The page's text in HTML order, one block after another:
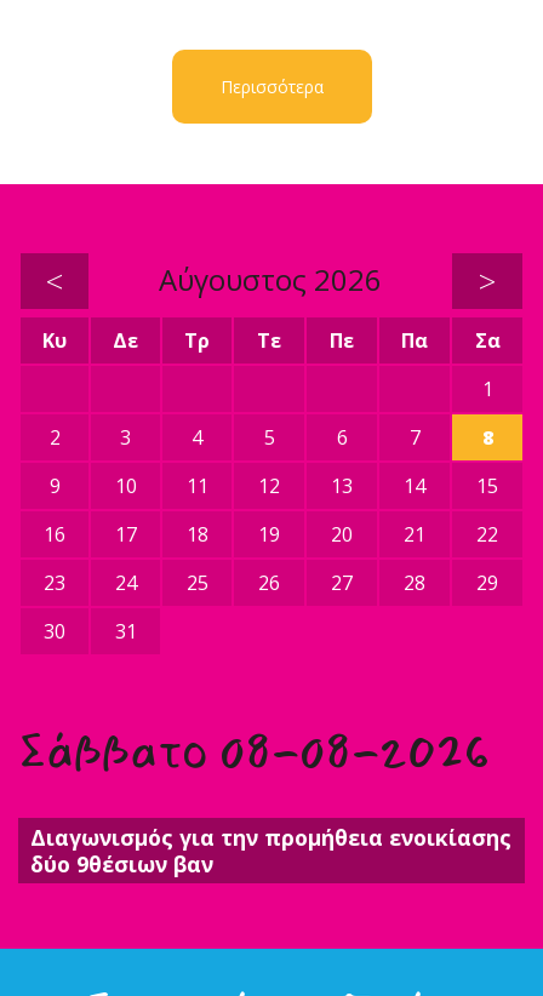
Περισσότερα
< Αύγουστος 2026 >
Κυ Δε Τρ Τε Πε Πα
Σα
1
2
3 4 5 6 7
8
9
10 11 12 13 14
15
16
17 18 19 20 21
22
23
24 25 26 27 28
29
30
31
Σάββατο 08-08-2026
Διαγωνισμός για την προμήθεια ενοικίασης
δύο 9θέσιων βαν